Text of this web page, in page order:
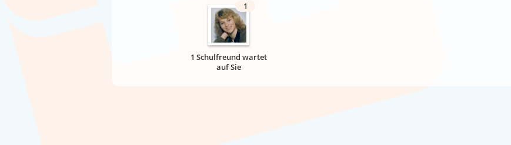
1
1 Schulfreund wartet
auf Sie